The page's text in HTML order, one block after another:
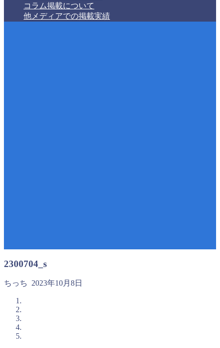
コラム掲載について
他メディアでの掲載実績
2300704_s
ちっち 2023年10月8日